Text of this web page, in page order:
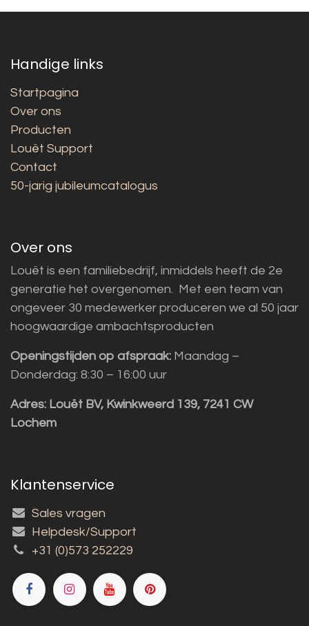
Handige links
Startpagina
Over ons
Producten
Louët Support
Contact
50-jarig jubileumcatalogus
Over ons
Louët is een familiebedrijf, inmiddels heeft de 2e
generatie het overgenomen. Met een team van
ongeveer 30 medewerker produceren we al 50 jaar
hoogwaardige ambachtsproducten
Openingstijden op afspraak: Maandag –
Donderdag: 8:30 – 16:00 uur
Adres: Louët BV, Kwinkweerd 139, 7241 CW
Lochem
Klantenservice
Sales vragen
Helpdesk/Support
+31 (0)573 252229